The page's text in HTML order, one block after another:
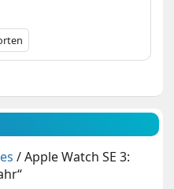
/Apple Watch SE 3: